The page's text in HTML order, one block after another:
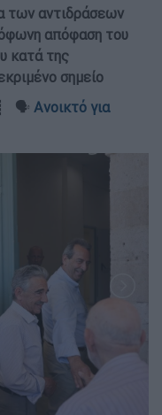
των αντιδράσεων
απόφαση του
κατά της
σημείο
┋ 🗣️ Ανοικτό για